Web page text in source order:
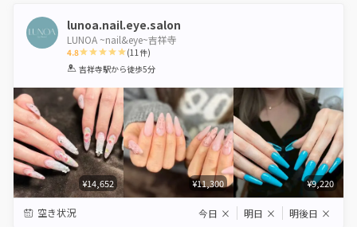
lunoa.nail.eye.salon
LUNOA ~nail&eye~吉祥寺
4.8
1 2 3 4 5
(11件)
吉祥寺駅から徒歩5分
¥14,652 ¥11,300 ¥9,220
空き状況 今日 × 明日 × 明後日 ×